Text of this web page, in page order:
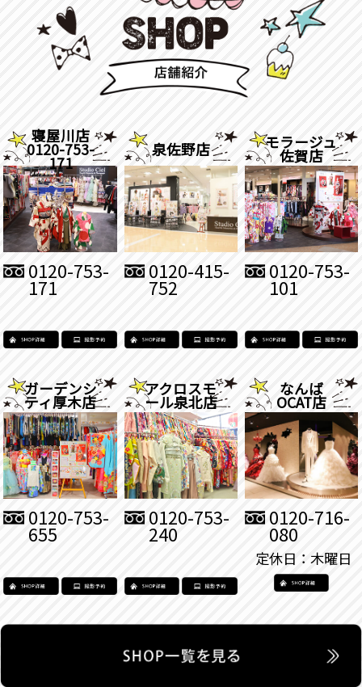
寝屋川店
0120-753-
171
0120-753-
171
泉佐野店
0120-415-
752
モラージュ
佐賀店
0120-753-
101
ガーデンシ
ティ厚木店
0120-753-
655
アクロスモ
ール泉北店
0120-753-
240
なんば
OCAT店
0120-716-
080
定休日：木曜日